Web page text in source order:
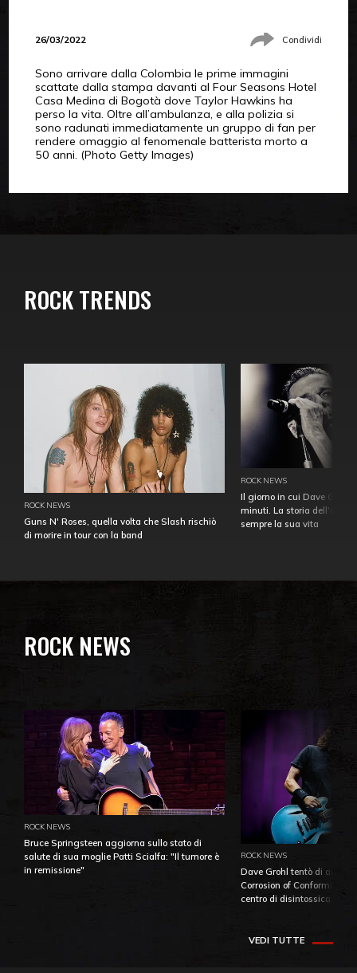
26/03/2022 Condividi
Sono arrivare dalla Colombia le prime immagini
scattate dalla stampa davanti al Four Seasons Hotel
Casa Medina di Bogotà dove Taylor Hawkins ha
perso la vita. Oltre all’ambulanza, e alla polizia si
sono radunati immediatamente un gruppo di fan per
rendere omaggio al fenomenale batterista morto a
50 anni. (Photo Getty Images)
ROCK TRENDS
ROCK NEWS
Guns N' Roses, quella volta che Slash rischiò
di morire in tour con la band
ROCK NEWS
Il giorno in cui Dave
minuti. La storia
sempre la sua vita
ROCK NEWS
ROCK NEWS
Bruce Springsteen aggiorna sullo stato di
salute di sua moglie Patti Scialfa: "Il tumore è
in remissione"
ROCK NEWS
Dave Grohl tentò di
Corrosion of Conformity
centro di
VEDI TUTTE